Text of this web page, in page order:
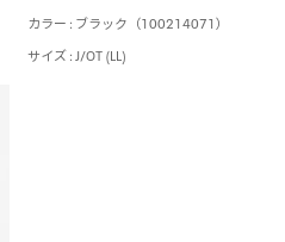
カラー : ブラック（100214071）
サイズ : J/OT (LL)